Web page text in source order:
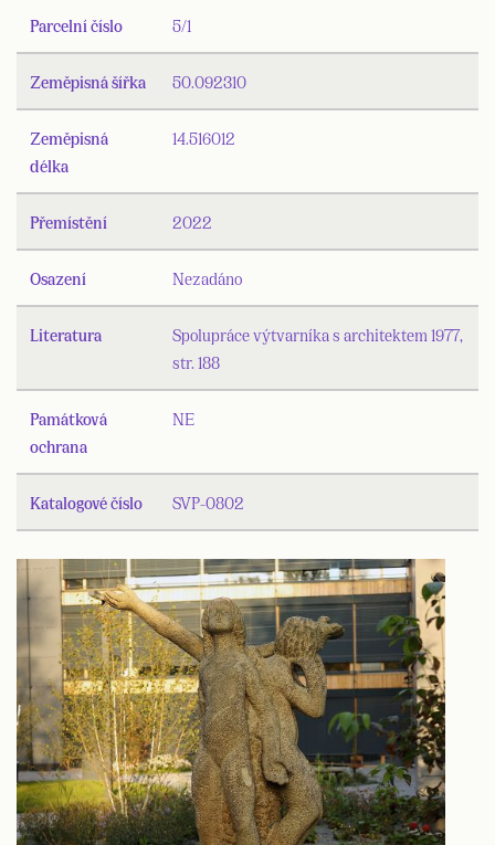
Parcelní číslo 5/1
Zeměpisná šířka 50.092310
Zeměpisná
délka
14.516012
Přemístění 2022
Osazení Nezadáno
Literatura
Spolupráce výtvarníka s architektem 1977,
str. 188
Památková
ochrana
NE
Katalogové číslo SVP-0802